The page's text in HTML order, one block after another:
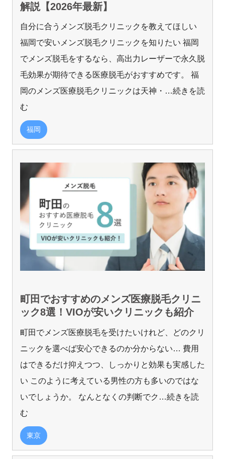
解説【2026年最新】
自分に合うメンズ脱毛クリニックを教えてほしい
福岡で安いメンズ脱毛クリニックを知りたい 福岡
でメンズ脱毛をするなら、高出力レーザーで永久脱
毛効果が期待できる医療脱毛がおすすめです。 福
岡のメンズ医療脱毛クリニックは天神・ …続きを読
む
福岡
町田でおすすめのメンズ医療脱毛クリニ
ック8選！VIOが安いクリニックも紹介
町田でメンズ医療脱毛を受けたいけれど、どのクリ
ニックを選べば安心できるのか分からない… 費用
はできるだけ抑えつつ、しっかりと効果も実感した
い このように考えている男性の方も多いのではな
いでしょうか。 なんとなくの判断でク …続きを読
む
東京